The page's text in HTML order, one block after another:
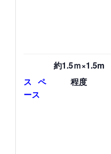
スペ
ース
約1.5ｍ×1.5m
程度